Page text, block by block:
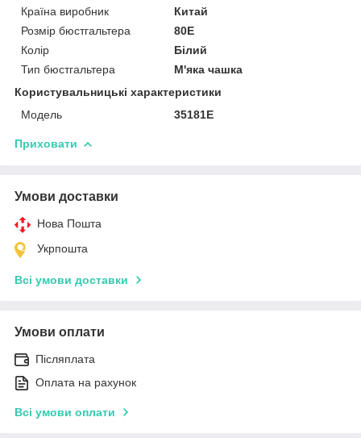
Країна виробник
Китай
Розмір бюстгальтера
80E
Колір
Білий
Тип бюстгальтера
М'яка чашка
Користувальницькі характеристики
Модель
35181E
Приховати
Умови доставки
Нова Пошта
Укрпошта
Всі умови доставки
Умови оплати
Післяплата
Оплата на рахунок
Всі умови оплати